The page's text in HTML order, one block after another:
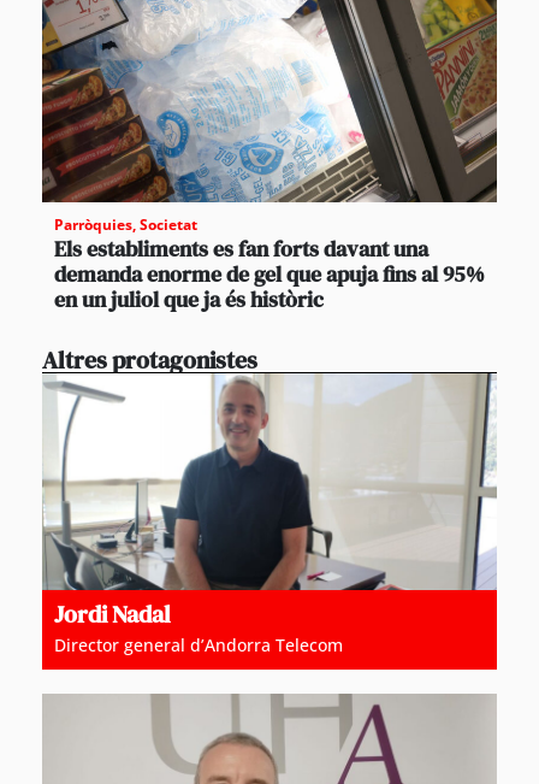
Parròquies,Societat
Els establiments es fan forts davant una
demanda enorme de gel que apuja fins al 95%
en un juliol que ja és històric
Altres protagonistes
Jordi Nadal
Director general d’Andorra Telecom